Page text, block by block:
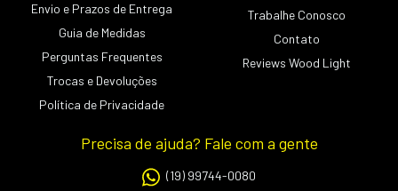
Envio e Prazos de Entrega
Guia de Medidas
Perguntas Frequentes
Trocas e Devoluções
Política de Privacidade
Trabalhe Conosco
Contato
Reviews Wood Light
Precisa de ajuda? Fale com a gente
(19) 99744-0080